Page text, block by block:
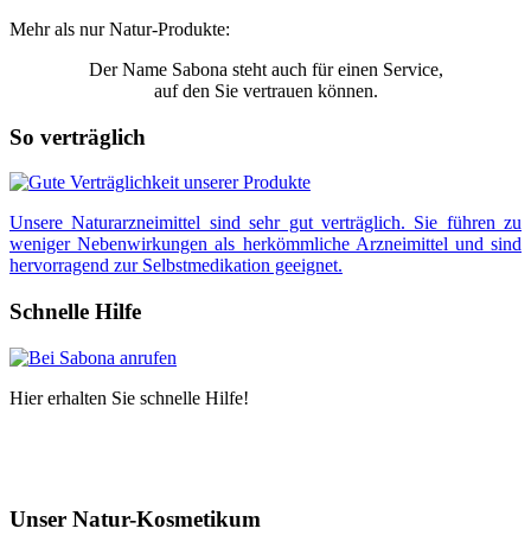
Mehr als nur Natur-Produkte:
Der Name Sabona steht auch für einen Service,
auf den Sie vertrauen können.
So verträglich
Unsere Naturarzneimittel sind sehr gut verträglich. Sie führen zu
weniger Nebenwirkungen als herkömmliche Arzneimittel und sind
hervorragend zur Selbstmedikation geeignet.
Schnelle Hilfe
Hier erhalten Sie schnelle Hilfe!
Unser Natur-Kosmetikum